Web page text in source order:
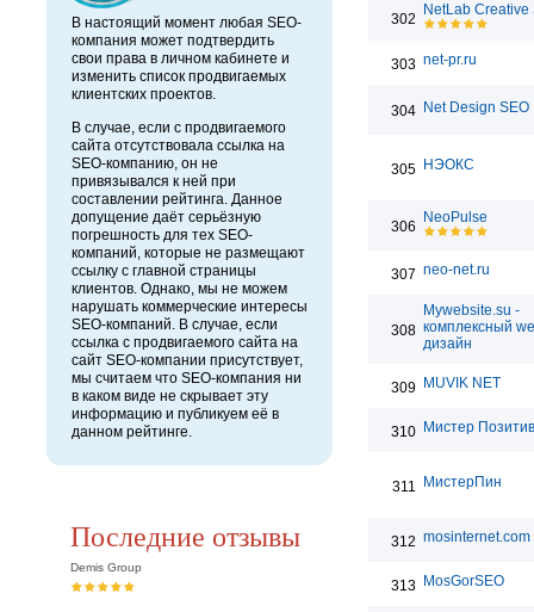
В настоящий момент любая SEO-
компания может подтвердить
свои права в личном кабинете и
изменить список продвигаемых
клиентских проектов.
В случае, если с продвигаемого
сайта отсутствовала ссылка на
SEO-компанию, он не
привязывался к ней при
составлении рейтинга. Данное
допущение даёт серьёзную
погрешность для тех SEO-
компаний, которые не размещают
ссылку с главной страницы
клиентов. Однако, мы не можем
нарушать коммерческие интересы
SEO-компаний. В случае, если
ссылка с продвигаемого сайта на
сайт SEO-компании присутствует,
мы считаем что SEO-компания ни
в каком виде не скрывает эту
информацию и публикуем её в
данном рейтинге.
Последние отзывы
Demis Group
302
NetLab Creative
303 net-pr.ru
304 Net Design SEO
305 НЭОКС
306
NeoPulse
307 neo-net.ru
308
Mywebsite.su -
комплексный
дизайн
309 MUVIK NET
310 Мистер Позитив
311 МистерПин
312 mosinternet.com
313 MosGorSEO